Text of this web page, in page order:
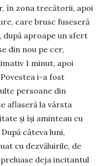
în zona trecătorii, apoi
care brusc fu­se­seră
după aproape un sfert
din nou pe cer,
1 mi­nut, apoi
i-a fost
per­soane din
aflaseră la vârsta
şi îşi aminteau cu
câteva luni,
cu dez­văluirile, de
deja incitantul